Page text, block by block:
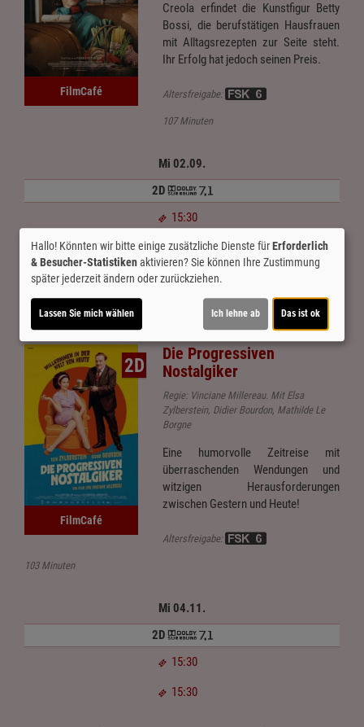
FilmCafé
Creola erfindet die Kunstfigur Betty
Bossi, die berufstätigen Hausfrauen
mit Alltagsrezepten zur Seite steht.
Ihr Erfolg hat jedoch seinen Preis.
Altersfreigabe:
107 Minuten
Mi 02.09.
2D
15:30
15:30
2D
FilmCafé
Die Progressiven
Nostalgiker
Regie: Vinciane Millereau. Mit Elsa
Zylberstein, Didier Bourdon, Mathilde Le
Borgne
Eine humorvolle Zeitreise mit
überraschenden Wendungen und
witzigen Herausforderungen
zwischen Gestern und Heute!
Altersfreigabe:
103 Minuten
Mi 04.11.
2D
15:30
15:30
Hallo! Könnten wir bitte einige zusätzliche Dienste fürErforderlich
& Besucher-Statistikenaktivieren? Sie können Ihre Zustimmung
später jederzeit ändern oder zurückziehen.
Lassen Sie mich wählen Ich lehne ab Das ist ok